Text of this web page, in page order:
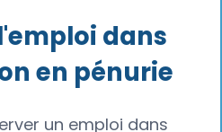
dans
en pénurie
un emploi dans